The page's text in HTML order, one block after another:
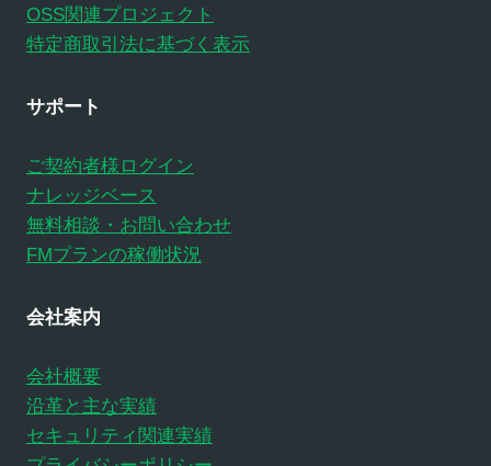
OSS関連プロジェクト
特定商取引法に基づく表示
サポート
ご契約者様ログイン
ナレッジベース
無料相談・お問い合わせ
FMプランの稼働状況
会社案内
会社概要
沿革と主な実績
セキュリティ関連実績